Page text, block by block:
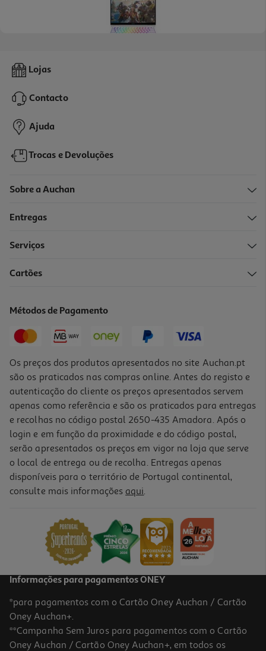
Portátil Gaming Hp Omen 14-Fb0006np 14" Ultra9/32g/1tb
2.899,99 €
Portátil Gaming Asus Fa608um (16" R7/32/1tb Nvidia Geforce Rtxt
1.899,99 €
Lojas
Contacto
Ajuda
Trocas e Devoluções
Sobre a Auchan
Entregas
Serviços
Cartões
Métodos de Pagamento
Os preços dos produtos apresentados no site Auchan.pt
são os praticados nas compras online. Antes do registo e
autenticação do cliente os preços apresentados servem
apenas como referência e são os praticados para entregas
e recolhas no código postal 2650-435 Amadora. Após o
login e em função da proximidade e do código postal,
serão apresentados os preços em vigor na loja que serve
o local de entrega ou de recolha. Entregas apenas
disponíveis para o território de Portugal continental,
consulte mais informações aqui.
Informações para pagamentos ONEY
*para pagamentos com o Cartão Oney Auchan / Cartão
Oney Auchan+.
**Campanha Sem Juros para pagamentos com o Cartão
Oney Auchan / Cartão Oney Auchan+, em todos os